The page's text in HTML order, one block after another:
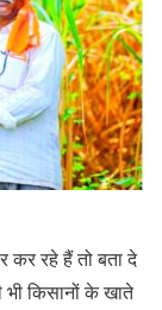
कर रहे हैं तो बता दे
किसानों के खाते